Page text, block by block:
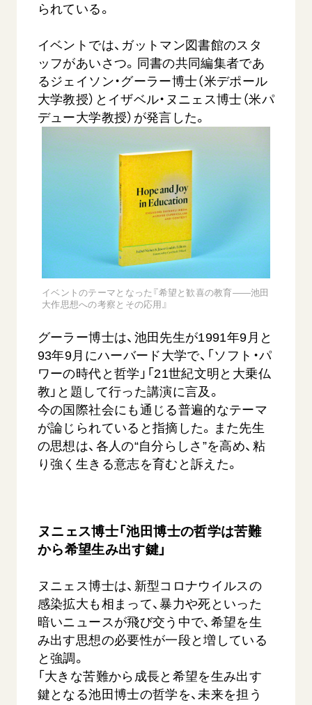
証言
られている。
イベントでは、ガットマン図書館のスタ
ッフがあいさつ。同書の共同編集者であ
るジェイソン・グーラー博士（米デポール
大学教授）とイザベル・ヌニェス博士（米パ
デュー大学教授）が発言した。
イベントのテーマとなった『希望と歓喜の教育――池田
大作思想への考察とその応用』
グーラー博士は、池田先生が1991年9月と
93年9月にハーバード大学で、「ソフト・パ
ワーの時代と哲学」「21世紀文明と大乗仏
教」と題して行った講演に言及。
今の国際社会にも通じる普遍的なテーマ
が論じられていると指摘した。また先生
の思想は、各人の“自分らしさ”を高め、粘
り強く生きる意志を育むと訴えた。
ヌニェス博士「池田博士の哲学は苦難
から希望生み出す鍵」
ヌニェス博士は、新型コロナウイルスの
感染拡大も相まって、暴力や死といった
暗いニュースが飛び交う中で、希望を生
み出す思想の必要性が一段と増している
と強調。
「大きな苦難から成長と希望を生み出す
鍵となる池田博士の哲学を、未来を担う